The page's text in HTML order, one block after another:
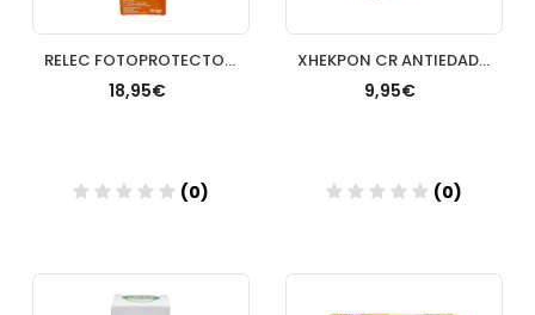
RELEC FOTOPROTECTOR SPF 50 CON CITRONELA 1 SPRAY 100 ML
18,95€
(0)
XHEKPON CR ANTIEDAD 40 ML FACIAL Y CORPORAL
9,95€
(0)